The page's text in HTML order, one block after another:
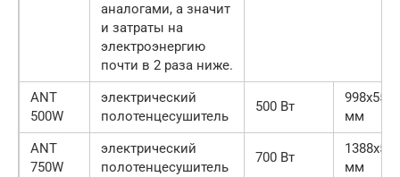
аналогами, а значит
и затраты на
электроэнергию
почти в 2 раза ниже.
ANT
500W
электрический
полотенцесушитель
500 Вт
мм
ANT
750W
электрический
полотенцесушитель
700 Вт
мм